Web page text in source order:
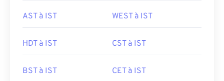
AST à IST WEST à IST
HDT à IST CST à IST
BST à IST CET à IST